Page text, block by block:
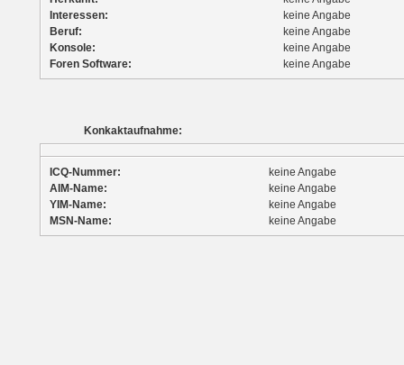
Interessen:
keine Angabe
Beruf:
keine Angabe
Konsole:
keine Angabe
Foren Software:
keine Angabe
Konkaktaufnahme:
ICQ-Nummer:
keine Angabe
AIM-Name:
keine Angabe
YIM-Name:
keine Angabe
MSN-Name:
keine Angabe